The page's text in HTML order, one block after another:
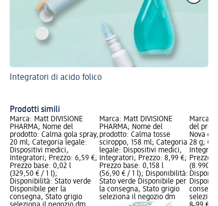
Integratori di acido folico
Prodotti simili
Marca: Matt DIVISIONE
PHARMA; Nome del
prodotto: Calma gola spray,
20 ml; Categoria legale:
Dispositivi medici,
Integratori; Prezzo: 6,59 €;
Prezzo base: 0,02 l
(329,50 € / 1 l);
Disponibilità: Stato verde
Disponibile per la
consegna, Stato grigio
Marca: Matt DIVISIONE
PHARMA; Nome del
prodotto: Calma tosse
sciroppo, 158 ml; Categoria
legale: Dispositivi medici,
Integratori; Prezzo: 8,99 €;
Prezzo base: 0,158 l
(56,90 € / 1 l); Disponibilità:
Stato verde Disponibile per
la consegna, Stato grigio
seleziona il negozio dm
Marca:
del
Nova
28 g;
Prezzo